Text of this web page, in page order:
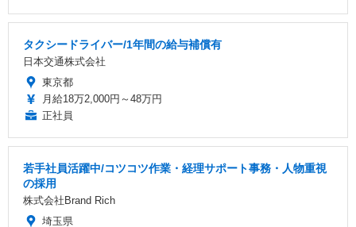
タクシードライバー/1年間の給与補償有
日本交通株式会社
東京都
月給18万2,000円～48万円
正社員
若手社員活躍中/コツコツ作業・経理サポート事務・人物重視
の採用
株式会社Brand Rich
埼玉県